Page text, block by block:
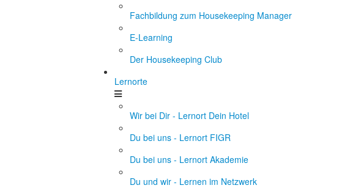
Fachbildung zum Housekeeping Manager
E-Learning
Der Housekeeping Club
Lernorte
Wir bei Dir - Lernort Dein Hotel
Du bei uns - Lernort FIGR
Du bei uns - Lernort Akademie
Du und wir - Lernen im Netzwerk